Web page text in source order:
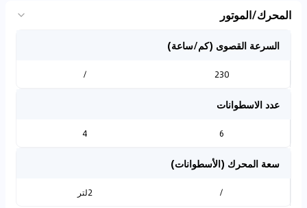
المحرك/الموتور
السرعة القصوى (كم/ساعة)
230
/
عدد الاسطوانات
6
4
سعة المحرك (الأسطوانات)
/ 2لتر